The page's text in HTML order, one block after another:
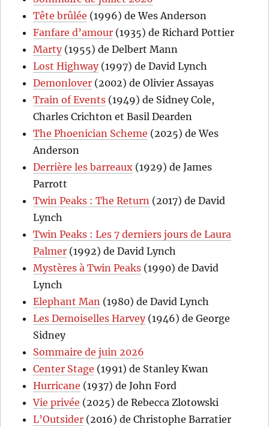
Tête brûlée (1996) de Wes Anderson
Fanfare d’amour (1935) de Richard Pottier
Marty(1955) de Delbert Mann
Lost Highway(1997) de David Lynch
Demonlover (2002) de Olivier Assayas
Train of Events (1949) de Sidney Cole,
Charles Crichton et Basil Dearden
The Phoenician Scheme (2025) de Wes
Anderson
Derrière les barreaux (1929) de James
Parrott
Twin Peaks : The Return (2017) de David
Lynch
Twin Peaks : Les 7 derniers jours de Laura
Palmer (1992) de David Lynch
Mystères à Twin Peaks (1990) de David
Lynch
Elephant Man (1980) de David Lynch
Les Demoiselles Harvey(1946) de George
Sidney
Sommaire de juin 2026
Center Stage (1991) de Stanley Kwan
Hurricane (1937) de John Ford
Vie privée (2025) de Rebecca Zlotowski
L’Outsider (2016) de Christophe Barratier